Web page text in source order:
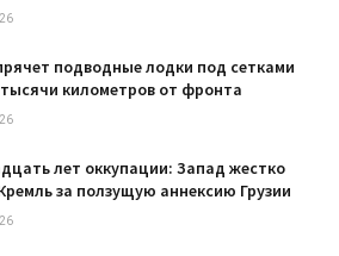
подводные лодки под сетками
километров от фронта
лет оккупации: Запад жестко
за ползущую аннексию Грузии